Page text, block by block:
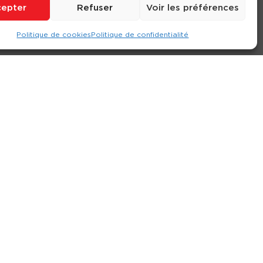
Refuser Voir les préférences
Politique de cookiesPolitique de confidentialité